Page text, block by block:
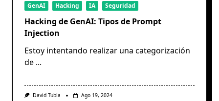
GenAI Hacking IA Seguridad
Hacking de GenAI: Tipos de Prompt
Injection
Estoy intentando realizar una categorización
de ...
David Tubía Ago 19, 2024